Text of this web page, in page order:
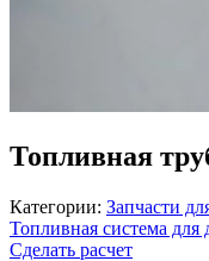
Топливная
Категории: Запчасти
Топливная система
Сделать расчет